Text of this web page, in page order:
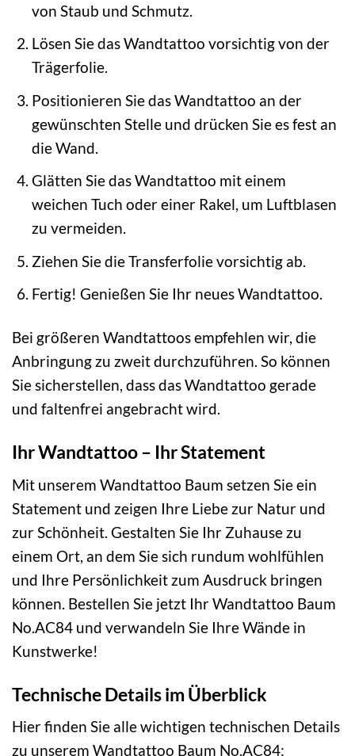
von Staub und Schmutz.
Lösen Sie das Wandtattoo vorsichtig von der
Trägerfolie.
Positionieren Sie das Wandtattoo an der
gewünschten Stelle und drücken Sie es fest an
die Wand.
Glätten Sie das Wandtattoo mit einem
weichen Tuch oder einer Rakel, um Luftblasen
zu vermeiden.
Ziehen Sie die Transferfolie vorsichtig ab.
Fertig! Genießen Sie Ihr neues Wandtattoo.
Bei größeren Wandtattoos empfehlen wir, die
Anbringung zu zweit durchzuführen. So können
Sie sicherstellen, dass das Wandtattoo gerade
und faltenfrei angebracht wird.
Ihr Wandtattoo – Ihr Statement
Mit unserem Wandtattoo Baum setzen Sie ein
Statement und zeigen Ihre Liebe zur Natur und
zur Schönheit. Gestalten Sie Ihr Zuhause zu
einem Ort, an dem Sie sich rundum wohlfühlen
und Ihre Persönlichkeit zum Ausdruck bringen
können. Bestellen Sie jetzt Ihr Wandtattoo Baum
No.AC84 und verwandeln Sie Ihre Wände in
Kunstwerke!
Technische Details im Überblick
Hier finden Sie alle wichtigen technischen Details
zu unserem Wandtattoo Baum No.AC84: